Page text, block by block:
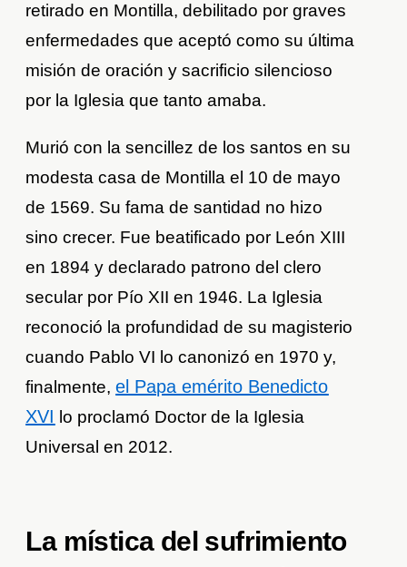
retirado en Montilla, debilitado por graves
enfermedades que aceptó como su última
misión de oración y sacrificio silencioso
por la Iglesia que tanto amaba.
Murió con la sencillez de los santos en su
modesta casa de Montilla el 10 de mayo
de 1569. Su fama de santidad no hizo
sino crecer. Fue beatificado por León XIII
en 1894 y declarado patrono del clero
secular por Pío XII en 1946. La Iglesia
reconoció la profundidad de su magisterio
cuando Pablo VI lo canonizó en 1970 y,
finalmente,el Papa emérito Benedicto
XVI lo proclamó Doctor de la Iglesia
Universal en 2012.
La mística del sufrimiento